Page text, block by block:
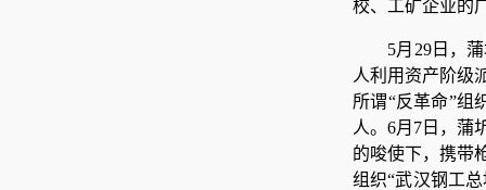
校、工矿企业的
5月29日，
人利用资产阶级
所谓“反革命”组
人。6月7日，蒲
的唆使下，携带
组织“武汉钢工